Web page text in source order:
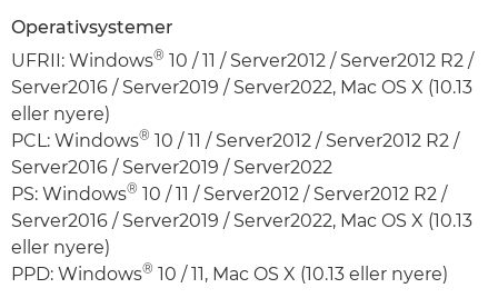
Operativsystemer
UFRII: Windows® 10 / 11 / Server2012 / Server2012 R2 /
Server2016 / Server2019 / Server2022, Mac OS X (10.13
eller nyere)
PCL: Windows® 10 / 11 / Server2012 / Server2012 R2 /
Server2016 / Server2019 / Server2022
PS: Windows® 10 / 11 / Server2012 / Server2012 R2 /
Server2016 / Server2019 / Server2022, Mac OS X (10.13
eller nyere)
PPD: Windows® 10 / 11, Mac OS X (10.13 eller nyere)